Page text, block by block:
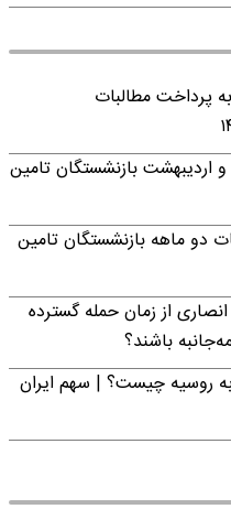
پرداخت مطالبات
اردیبهشت بازنشستگان تامین
دو ماهه بازنشستگان تامین
از زمان حمله گسترده
باشند؟
روسیه چیست؟ | سهم ایران